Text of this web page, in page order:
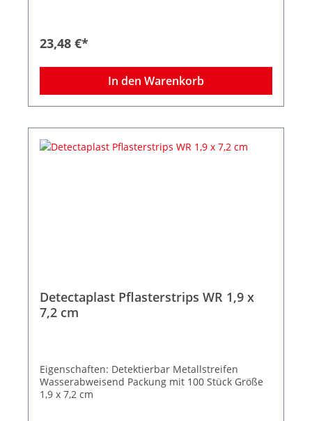
23,48 €*
In den Warenkorb
Detectaplast Pflasterstrips WR 1,9 x
7,2 cm
Eigenschaften: Detektierbar Metallstreifen
Wasserabweisend Packung mit 100 Stück Größe
1,9 x 7,2 cm